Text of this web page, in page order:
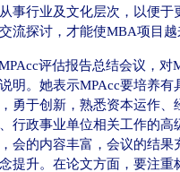
事行业及文化层次，以便于
流探讨，才能使MBA项目越
评估报告总结会议，对
明。她表示MPAcc要培养有
勇于创新，熟悉资本运作
行政事业单位相关工作的
会的内容丰富，会议的结
提升。在论文方面，要注重